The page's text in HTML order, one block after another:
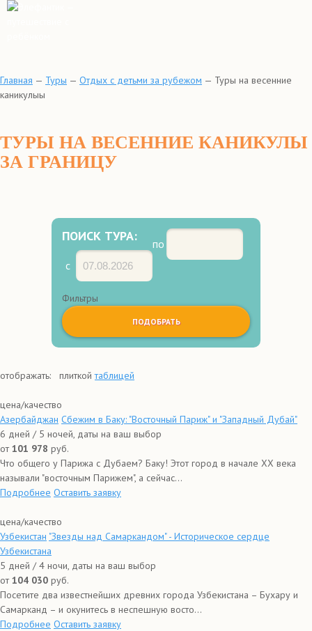
Главная — Туры — Отдых с детьми за рубежом — Туры на весенние
каникулыы
ТУРЫ НА ВЕСЕННИЕ КАНИКУЛЫ
ЗА ГРАНИЦУ
ПОИСК ТУРА:
с
по
Фильтры
ПОДОБРАТЬ
отображать: плиткой таблицей
цена/качество
Азербайджан Сбежим в Баку: "Восточный Париж" и "Западный Дубай"
6 дней / 5 ночей, даты на ваш выбор
от101 978 руб.
Что общего у Парижа с Дубаем? Баку! Этот город в начале XX века
называли "восточным Парижем", а сейчас...
Подробнее Оставить заявку
цена/качество
Узбекистан "Звезды над Самаркандом" - Историческое сердце
Узбекистана
5 дней / 4 ночи, даты на ваш выбор
от104 030 руб.
Посетите два известнейших древних города Узбекистана – Бухару и
Самарканд – и окунитесь в неспешную восто...
Подробнее Оставить заявку